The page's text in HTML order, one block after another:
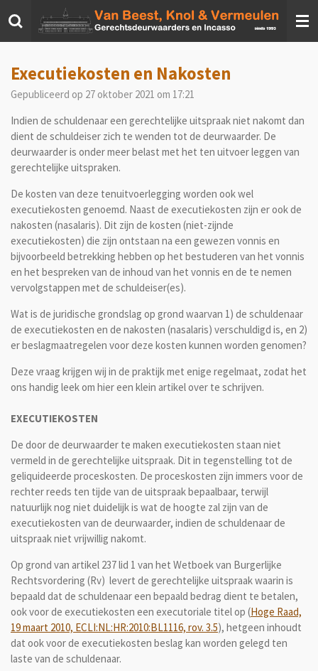
Ga
direct
naar
hoofdinhoud
Executiekosten en Nakosten
Gepubliceerd op 27 oktober 2021 om 17:21
Indien de schuldenaar een gerechtelijke uitspraak niet nakomt dan
dient de schuldeiser zich te wenden tot de deurwaarder. De
deurwaarder is onder meer belast met het ten uitvoer leggen van
gerechtelijke uitspraken.
De kosten van deze tenuitvoerlegging worden ook wel
executiekosten genoemd. Naast de executiekosten zijn er ook de
nakosten (nasalaris). Dit zijn de kosten (niet-zijnde
executiekosten) die zijn ontstaan na een gewezen vonnis en
bijvoorbeeld betrekking hebben op het bestuderen van het vonnis
en het bespreken van de inhoud van het vonnis en de te nemen
vervolgstappen met de schuldeiser(es).
Wat is de juridische grondslag op grond waarvan 1) de schuldenaar
de executiekosten en de nakosten (nasalaris) verschuldigd is, en 2)
er beslagmaatregelen voor deze kosten kunnen worden genomen?
Deze vraag krijgen wij in de praktijk met enige regelmaat, zodat het
ons handig leek om hier een klein artikel over te schrijven.
EXECUTIEKOSTEN
De door de deurwaarder te maken executiekosten staan niet
vermeld in de gerechtelijke uitspraak. Dit in tegenstelling tot de
geliquideerde proceskosten. De proceskosten zijn immers voor de
rechter reeds ten tijde van de uitspraak bepaalbaar, terwijl
natuurlijk nog niet duidelijk is wat de hoogte zal zijn van de
executiekosten van de deurwaarder, indien de schuldenaar de
uitspraak niet vrijwillig nakomt.
Op grond van artikel 237 lid 1 van het Wetboek van Burgerlijke
Rechtsvordering (Rv) levert de gerechtelijke uitspraak waarin is
bepaald dat de schuldenaar een bepaald bedrag dient te betalen,
ook voor de executiekosten een executoriale titel op (Hoge Raad,
19 maart 2010, ECLI:NL:HR:2010:BL1116, rov. 3.5), hetgeen inhoudt
dat ook voor de executiekosten beslag kan worden gelegd ten
laste van de schuldenaar.